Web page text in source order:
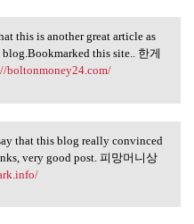
that this is
this is another great article as
this site.. 한게
boltonmoney24.com/
say that this
that this blog really convinced
very good post. 피망머니상